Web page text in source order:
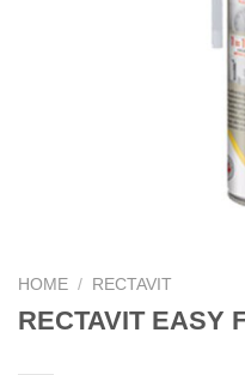
HOME / RECTAVIT
RECTAVIT EASY